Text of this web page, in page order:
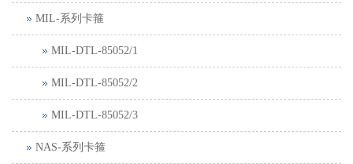
MIL-系列卡箍
MIL-DTL-85052/1
MIL-DTL-85052/2
MIL-DTL-85052/3
NAS-系列卡箍